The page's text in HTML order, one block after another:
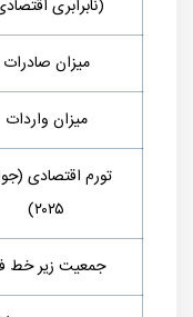
(نابرابری
میزان صادرات
میزان واردات
تورم اقتصادی
۲۰۲۵)
جمعیت زیر خط